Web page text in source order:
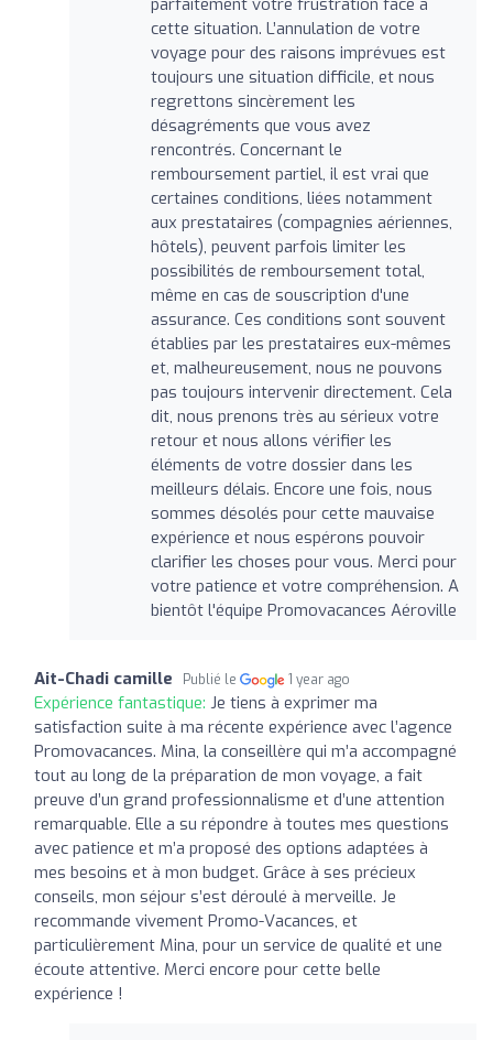
cette situation. L’annulation de votre
voyage pour des raisons imprévues est
toujours une situation difficile, et nous
regrettons sincèrement les
désagréments que vous avez
rencontrés. Concernant le
remboursement partiel, il est vrai que
certaines conditions, liées notamment
aux prestataires (compagnies aériennes,
hôtels), peuvent parfois limiter les
possibilités de remboursement total,
même en cas de souscription d'une
assurance. Ces conditions sont souvent
établies par les prestataires eux-mêmes
et, malheureusement, nous ne pouvons
pas toujours intervenir directement. Cela
dit, nous prenons très au sérieux votre
retour et nous allons vérifier les
éléments de votre dossier dans les
meilleurs délais. Encore une fois, nous
sommes désolés pour cette mauvaise
expérience et nous espérons pouvoir
clarifier les choses pour vous. Merci pour
votre patience et votre compréhension. A
bientôt l'équipe Promovacances Aéroville
Ait-Chadi camille Publié le 1 year ago
Expérience fantastique: Je tiens à exprimer ma
satisfaction suite à ma récente expérience avec l’agence
Promovacances. Mina, la conseillère qui m’a accompagné
tout au long de la préparation de mon voyage, a fait
preuve d’un grand professionnalisme et d’une attention
remarquable. Elle a su répondre à toutes mes questions
avec patience et m’a proposé des options adaptées à
mes besoins et à mon budget. Grâce à ses précieux
conseils, mon séjour s’est déroulé à merveille. Je
recommande vivement Promo-Vacances, et
particulièrement Mina, pour un service de qualité et une
écoute attentive. Merci encore pour cette belle
expérience !